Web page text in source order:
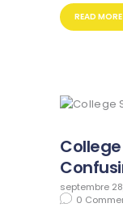
READ MORE
septembre
0